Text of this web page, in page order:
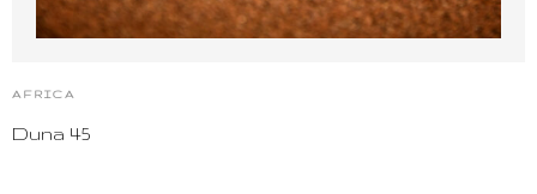
AFRICA
Duna 45